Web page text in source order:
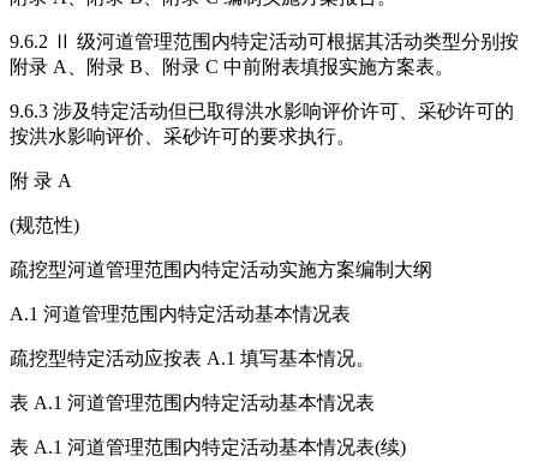
9.6.2 Ⅱ 级河道管理范围内特定活动可根据其活动类型分别按
附录 A、附录 B、附录 C 中前附表填报实施方案表。
9.6.3 涉及特定活动但已取得洪水影响评价许可、采砂许可的
按洪水影响评价、采砂许可的要求执行。
附 录 A
(规范性)
疏挖型河道管理范围内特定活动实施方案编制大纲
A.1 河道管理范围内特定活动基本情况表
疏挖型特定活动应按表 A.1 填写基本情况。
表 A.1 河道管理范围内特定活动基本情况表
表 A.1 河道管理范围内特定活动基本情况表(续)